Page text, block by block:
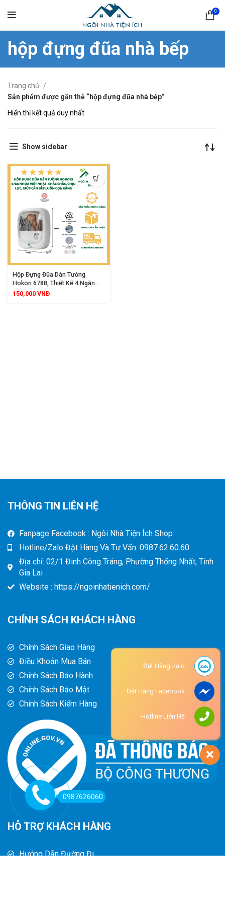
0
hộp đựng đũa nhà bếp
Trang chủ
Sản phẩm được gắn thẻ “hộp đựng đũa nhà bếp”
Hiển thị kết quả duy nhất
Show sidebar
Hộp Đựng Đũa Dán Tường
Hokori 6788, Thiết Kế 4 Ngăn
Tiện Lợi, Dán Tường Chắc Chắn,
150,000 VNĐ
THÔNG TIN LIÊN HỆ
Fanpage Facebook : Ngôi Nhà Tiện Ích Shop
Hotline/Zalo Đặt Hàng Và Tư Vấn: 0987.62.60.60
Địa chỉ: 02/1 Đinh Công Tráng, Phường Thống Nhất, Tỉnh
Gia Lai
Website : https://ngoinhatienich.com/
CHÍNH SÁCH KHÁCH HÀNG
Chính Sách Giao Hàng
Điều Khoản Mua Bán
Chính Sách Bảo Hành
Chính Sách Bảo Mật
Chính Sách Kiểm Hàng
HỖ TRỢ KHÁCH HÀNG
Hướng Dẫn Đường Đi
0987626060
Đặt Hàng Zalo
Đặt Hàng Facebook
Hotline Liên Hệ